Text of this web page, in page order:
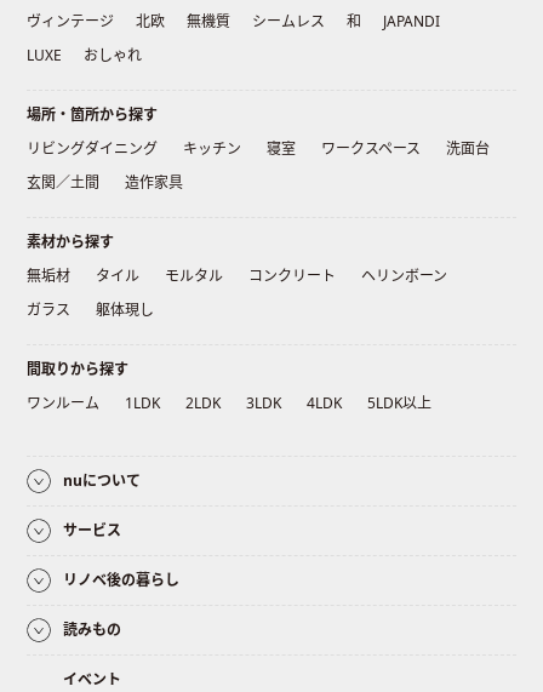
ヴィンテージ
北欧 無機質 シームレス 和
JAPANDI
LUXE
おしゃれ
場所・箇所から探す
リビングダイニング
キッチン 寝室 ワークスペース
洗面台
玄関／土間
造作家具
素材から探す
無垢材
タイル モルタル コンクリート
ヘリンボーン
ガラス
躯体現し
間取りから探す
ワンルーム
1LDK 2LDK 3LDK 4LDK 5LDK以上
nuについて
サービス
リノベ後の暮らし
読みもの
イベント